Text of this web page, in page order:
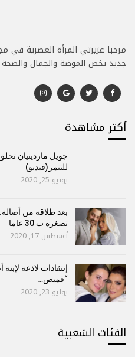
مرحبا عزيزتي المرأة العصرية
جديد يخص الموضة والجمال
أكتر مشاهدة
جويل ماردينيان
للتنمر(فيديو)
يونيو 25, 2020
بعد طلاقه من
تصغره ب 30 عاما
أغسطس 17, 2020
إنتقادات لاذعة
“قميص…
يوليو 23, 2020
الفئات الشعبية